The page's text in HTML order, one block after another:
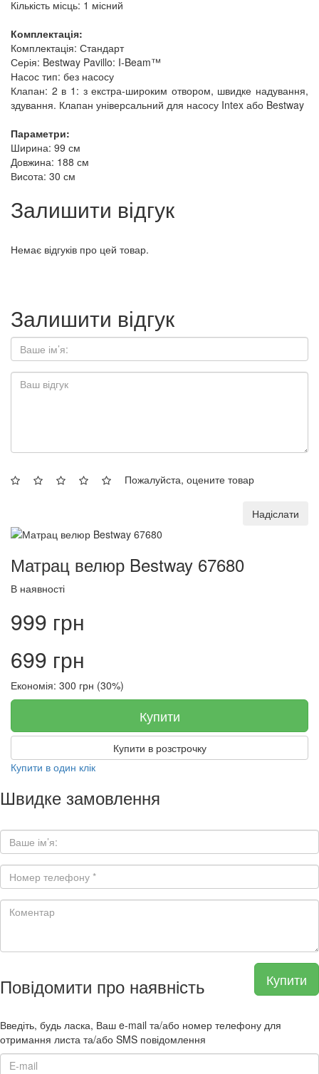
Кількість місць: 1 місний
Комплектація:
Комплектація: Стандарт
Серія: Bestway Pavillo: I-Beam™
Насос тип: без насосу
Клапан: 2 в 1: з екстра-широким отвором, швидке надування,
здування. Клапан універсальний для насосу Intex або Bestway
Параметри:
Ширина: 99 см
Довжина: 188 см
Висота: 30 см
Залишити відгук
Немає відгуків про цей товар.
Залишити відгук
Пожалуйста, оцените товар
Надіслати
Матрац велюр Bestway 67680
В наявності
999 грн
699 грн
Економія: 300 грн (30%)
Купити
Купити в розстрочку
Купити в один клік
Швидке замовлення
Купити
Повідомити про наявність
Введіть, будь ласка, Ваш e-mail та/або номер телефону для
отримання листа та/або SMS повідомлення